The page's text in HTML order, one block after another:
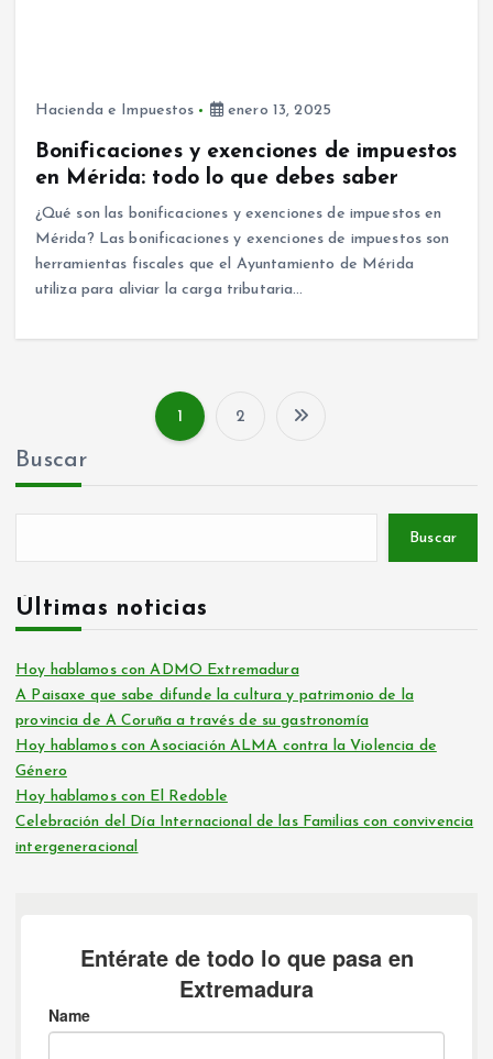
Hacienda e Impuestos enero 13, 2025
Bonificaciones y exenciones de impuestos
en Mérida: todo lo que debes saber
¿Qué son las bonificaciones y exenciones de impuestos en
Mérida? Las bonificaciones y exenciones de impuestos son
herramientas fiscales que el Ayuntamiento de Mérida
utiliza para aliviar la carga tributaria…
g
n
a
c
i
d
e
1 2
Buscar
Buscar
Últimas noticias
Hoy hablamos con ADMO Extremadura
A Paisaxe que sabe difunde la cultura y patrimonio de la
provincia de A Coruña a través de su gastronomía
Hoy hablamos con Asociación ALMA contra la Violencia de
Género
Hoy hablamos con El Redoble
Celebración del Día Internacional de las Familias con convivencia
intergeneracional